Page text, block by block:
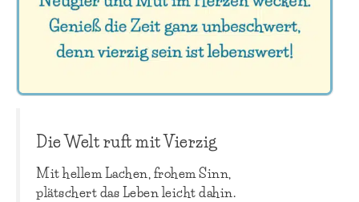
Die Welt ruft mit Vierzig
Mit hellem Lachen, frohem Sinn,
plätschert das Leben leicht dahin.